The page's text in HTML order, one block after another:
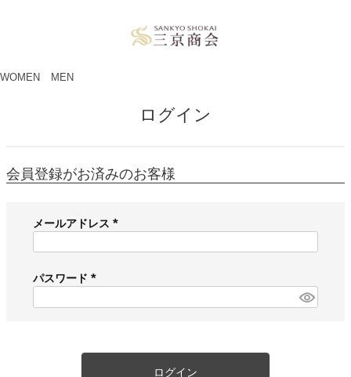
WOMEN MEN
ログイン
会員登録がお済みのお客様
メールアドレス
必
)
パスワード
必
ログイン